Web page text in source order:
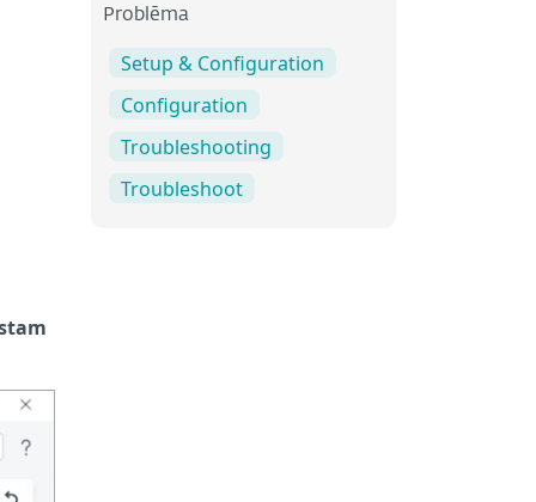
Problēma
Setup & Configuration
Configuration
Troubleshooting
Troubleshoot